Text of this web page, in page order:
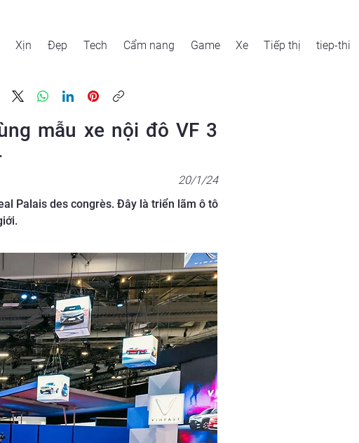
Xịn Đẹp Tech Cẩm nang Game Xe Tiếp thị tiep-thi
mẫu xe nội đô VF 3
20/1/24
Palais des congrès. Đây là triển lãm ô tô